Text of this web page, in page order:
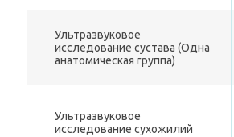
Ультразвуковое
исследование сустава (Одна
анатомическая группа)
Ультразвуковое
исследование сухожилий